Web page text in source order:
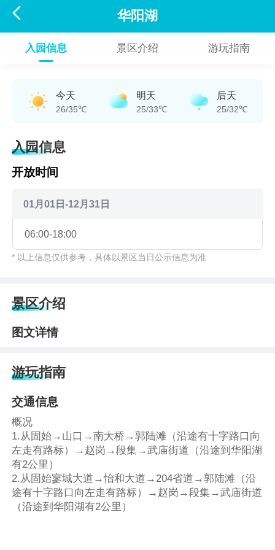
 华阳湖
入园信息 景区介绍 游玩指南
今天
26/35℃
明天
25/33℃
后天
25/32℃
入园信息
开放时间
01月01日-12月31日
06:00-18:00
* 以上信息仅供参考，具体以景区当日公示信息为准
景区介绍
图文详情
游玩指南
交通信息
概况
1.从固始→山口→南大桥→郭陆滩（沿途有十字路口向
左走有路标）→赵岗→段集→武庙街道（沿途到华阳湖
有2公里）
2.从固始寥城大道→怡和大道→204省道→郭陆滩（沿
途有十字路口向左走有路标）→赵岗→段集→武庙街道
（沿途到华阳湖有2公里）